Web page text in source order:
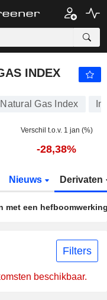
INDEX
Gas Index
Verschil t.o.v. 1 jan (%)
-28,38%
Nieuws Derivaten
met een
Filters
beschikbaar.